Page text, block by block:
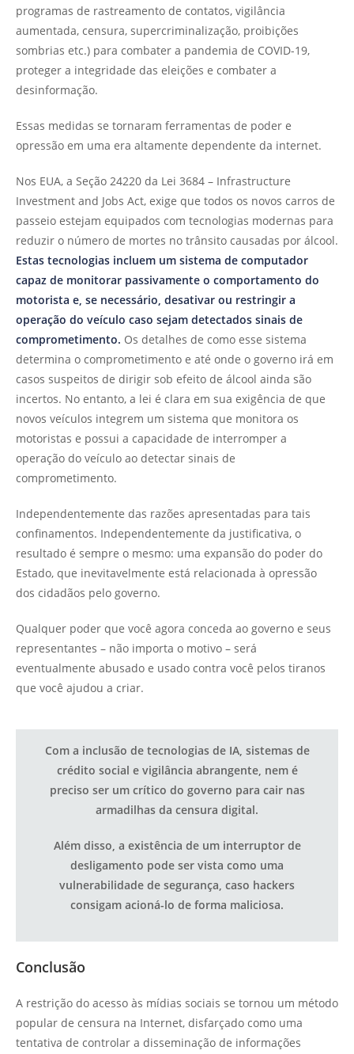
programas de rastreamento de contatos, vigilância
aumentada, censura, supercriminalização, proibições
sombrias etc.) para combater a pandemia de COVID-19,
proteger a integridade das eleições e combater a
desinformação.
Essas medidas se tornaram ferramentas de poder e
opressão em uma era altamente dependente da internet.
Nos EUA, a Seção 24220 da Lei 3684 – Infrastructure
Investment and Jobs Act, exige que todos os novos carros de
passeio estejam equipados com tecnologias modernas para
reduzir o número de mortes no trânsito causadas por álcool.
Estas tecnologias incluem um sistema de computador
capaz de monitorar passivamente o comportamento do
motorista e, se necessário, desativar ou restringir a
operação do veículo caso sejam detectados sinais de
comprometimento. Os detalhes de como esse sistema
determina o comprometimento e até onde o governo irá em
casos suspeitos de dirigir sob efeito de álcool ainda são
incertos. No entanto, a lei é clara em sua exigência de que
novos veículos integrem um sistema que monitora os
motoristas e possui a capacidade de interromper a
operação do veículo ao detectar sinais de
comprometimento.
Independentemente das razões apresentadas para tais
confinamentos. Independentemente da justificativa, o
resultado é sempre o mesmo: uma expansão do poder do
Estado, que inevitavelmente está relacionada à opressão
dos cidadãos pelo governo.
Qualquer poder que você agora conceda ao governo e seus
representantes – não importa o motivo – será
eventualmente abusado e usado contra você pelos tiranos
que você ajudou a criar.
Com a inclusão de tecnologias de IA, sistemas de
crédito social e vigilância abrangente, nem é
preciso ser um crítico do governo para cair nas
armadilhas da censura digital.
Além disso, a existência de um interruptor de
desligamento pode ser vista como uma
vulnerabilidade de segurança, caso hackers
consigam acioná-lo de forma maliciosa.
Conclusão
A restrição do acesso às mídias sociais se tornou um método
popular de censura na Internet, disfarçado como uma
tentativa de controlar a disseminação de informações